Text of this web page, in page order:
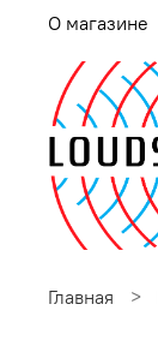
О магазине
Главная